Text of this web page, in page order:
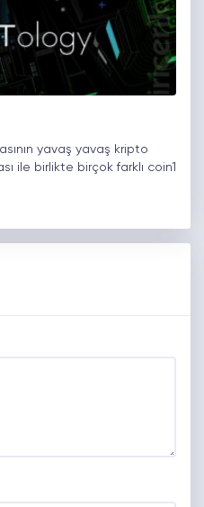
yavaş yavaş kripto
ile birlikte birçok farklı coin1